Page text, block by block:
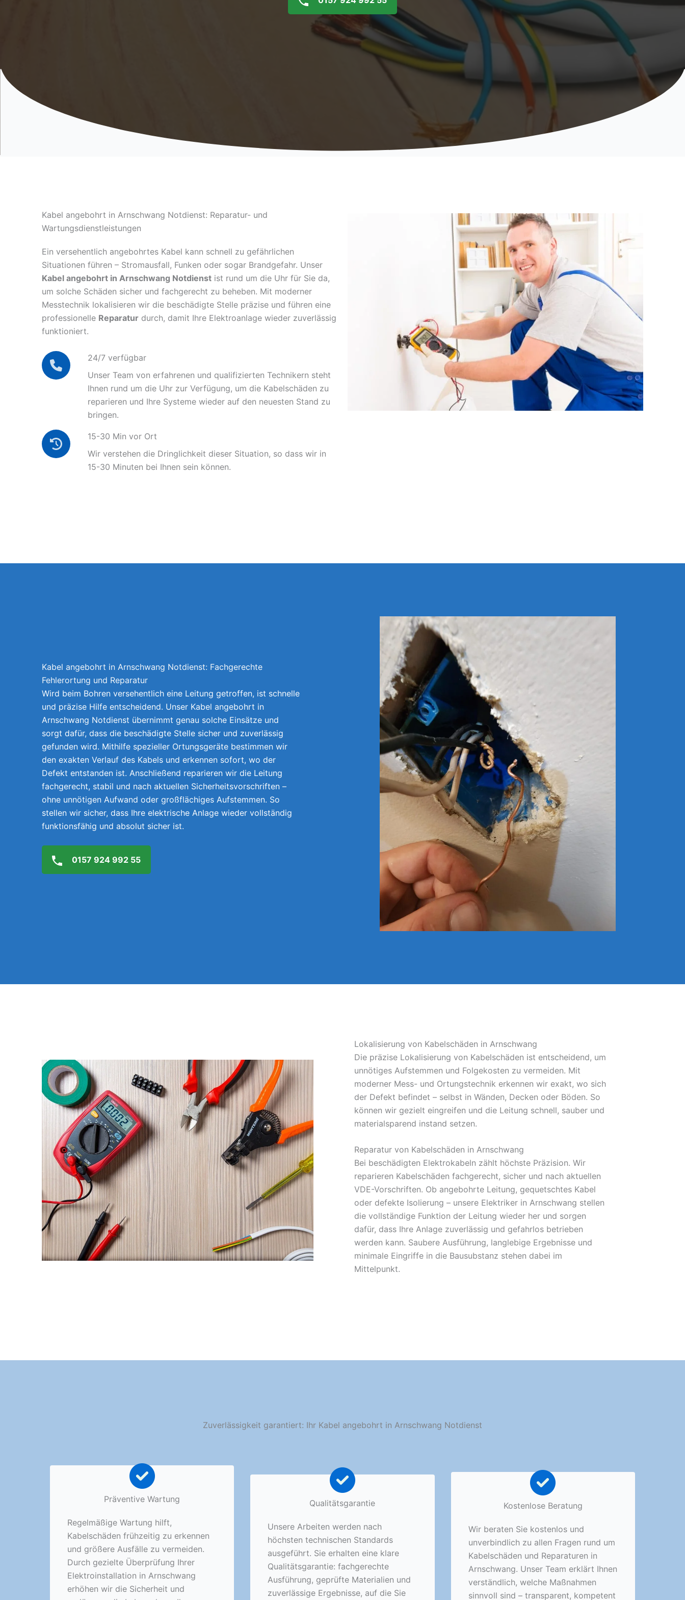
Kabel angebohrt in Arnschwang Notdienst: Reparatur- und
Wartungsdienstleistungen
Ein versehentlich angebohrtes Kabel kann schnell zu gefährlichen
Situationen führen – Stromausfall, Funken oder sogar Brandgefahr. Unser
Kabel angebohrt in Arnschwang Notdienst ist rund um die Uhr für Sie da,
um solche Schäden sicher und fachgerecht zu beheben. Mit moderner
Messtechnik lokalisieren wir die beschädigte Stelle präzise und führen eine
professionelle Reparatur durch, damit Ihre Elektroanlage wieder zuverlässig
funktioniert.
24/7 verfügbar
Unser Team von erfahrenen und qualifizierten Technikern steht
Ihnen rund um die Uhr zur Verfügung, um die Kabelschäden zu
reparieren und Ihre Systeme wieder auf den neuesten Stand zu
bringen.
15-30 Min vor Ort
Wir verstehen die Dringlichkeit dieser Situation, so dass wir in
15-30 Minuten bei Ihnen sein können.
Kabel angebohrt in Arnschwang Notdienst: Fachgerechte
Fehlerortung und Reparatur
Wird beim Bohren versehentlich eine Leitung getroffen, ist schnelle
und präzise Hilfe entscheidend. Unser Kabel angebohrt in
Arnschwang Notdienst übernimmt genau solche Einsätze und
sorgt dafür, dass die beschädigte Stelle sicher und zuverlässig
gefunden wird. Mithilfe spezieller Ortungsgeräte bestimmen wir
den exakten Verlauf des Kabels und erkennen sofort, wo der
Defekt entstanden ist. Anschließend reparieren wir die Leitung
fachgerecht, stabil und nach aktuellen Sicherheitsvorschriften –
ohne unnötigen Aufwand oder großflächiges Aufstemmen. So
stellen wir sicher, dass Ihre elektrische Anlage wieder vollständig
funktionsfähig und absolut sicher ist.
0157 924 992 55
Lokalisierung von Kabelschäden in Arnschwang
Die präzise Lokalisierung von Kabelschäden ist entscheidend, um
unnötiges Aufstemmen und Folgekosten zu vermeiden. Mit
moderner Mess- und Ortungstechnik erkennen wir exakt, wo sich
der Defekt befindet – selbst in Wänden, Decken oder Böden. So
können wir gezielt eingreifen und die Leitung schnell, sauber und
materialsparend instand setzen.
Reparatur von Kabelschäden in Arnschwang
Bei beschädigten Elektrokabeln zählt höchste Präzision. Wir
reparieren Kabelschäden fachgerecht, sicher und nach aktuellen
VDE-Vorschriften. Ob angebohrte Leitung, gequetschtes Kabel
oder defekte Isolierung – unsere Elektriker in Arnschwang stellen
die vollständige Funktion der Leitung wieder her und sorgen
dafür, dass Ihre Anlage zuverlässig und gefahrlos betrieben
werden kann. Saubere Ausführung, langlebige Ergebnisse und
minimale Eingriffe in die Bausubstanz stehen dabei im
Mittelpunkt.
Zuverlässigkeit garantiert: Ihr Kabel angebohrt in Arnschwang Notdienst
Präventive Wartung
Regelmäßige Wartung hilft,
Kabelschäden frühzeitig zu erkennen
und größere Ausfälle zu vermeiden.
Durch gezielte Überprüfung Ihrer
Elektroinstallation in Arnschwang
erhöhen wir die Sicherheit und
Qualitätsgarantie
Unsere Arbeiten werden nach
höchsten technischen Standards
ausgeführt. Sie erhalten eine klare
Qualitätsgarantie: fachgerechte
Ausführung, geprüfte Materialien und
zuverlässige Ergebnisse, auf die Sie
Kostenlose Beratung
Wir beraten Sie kostenlos und
unverbindlich zu allen Fragen rund um
Kabelschäden und Reparaturen in
Arnschwang. Unser Team erklärt Ihnen
verständlich, welche Maßnahmen
sinnvoll sind – transparent, kompetent